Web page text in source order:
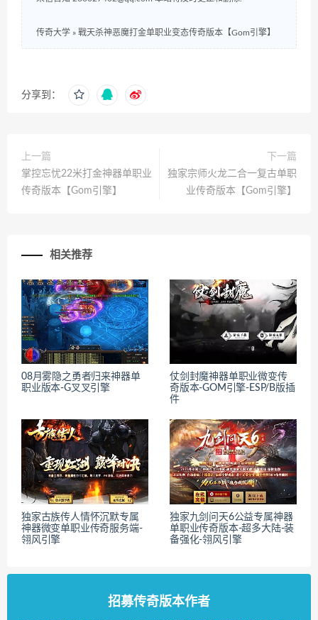
传奇大学 » 戰天杀神恶魔打金单职业变态传奇版本【Gom引擎】
分享到：
上一篇
掌控忘忧22米打金神器单职业
传奇版本【Gom引擎】
下一篇
独家宗师火龙二合一复古单职
业传奇版本【Gom引擎】
相关推荐
08月雾隐之勇者归来神器单
职业版本-G叉叉引擎
仗剑封魔神器单职业微变传
奇版本-GOM引擎-ESP/B版插
件
独家古族传人情怀沉默专属
神器微变单职业传奇服务端-
翎风引擎
独家九剑问天6公益专属神器
单职业传奇版本-超多大陆-装
备强化-翎风引擎
招募传奇版本作者